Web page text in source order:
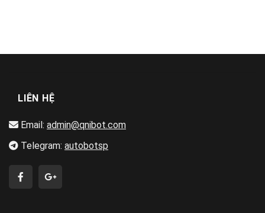
LIÊN HỆ
Email: admin@qnibot.com
Telegram: autobotsp